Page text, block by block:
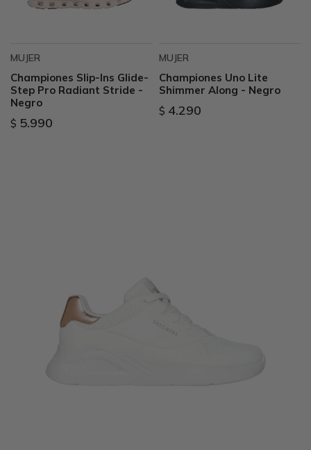
MUJER
Championes Slip-Ins Glide-
Step Pro Radiant Stride -
Negro
$ 5.990
MUJER
Championes Uno Lite
Shimmer Along - Negro
$ 4.290